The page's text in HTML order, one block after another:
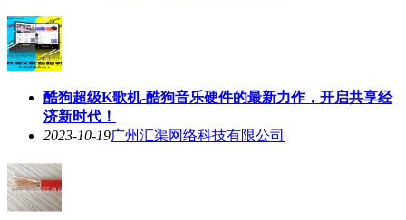
酷狗超级K歌机-酷狗音乐硬件的最新力作，开启共享经
济新时代！
2023-10-19广州汇渠网络科技有限公司